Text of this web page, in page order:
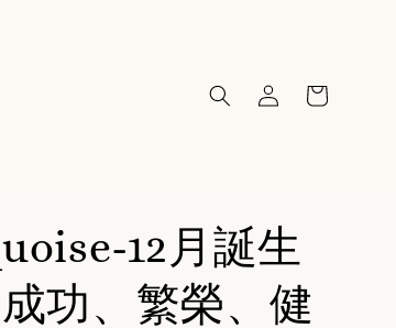
12月誕生
功、繁榮、健